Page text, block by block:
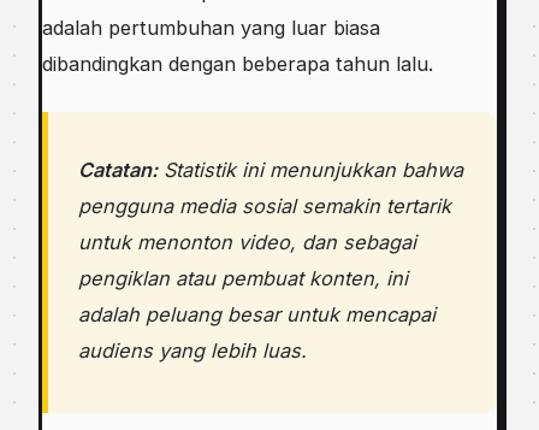
adalah pertumbuhan yang luar biasa
dibandingkan dengan beberapa tahun lalu.
Catatan:Statistik ini menunjukkan bahwa
pengguna media sosial semakin tertarik
untuk menonton video, dan sebagai
pengiklan atau pembuat konten, ini
adalah peluang besar untuk mencapai
audiens yang lebih luas.